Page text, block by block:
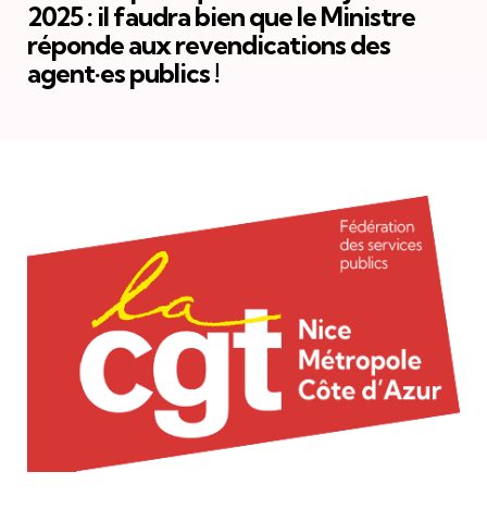
2025 : il faudra bien que le Ministre
réponde aux revendications des
agent·es publics !